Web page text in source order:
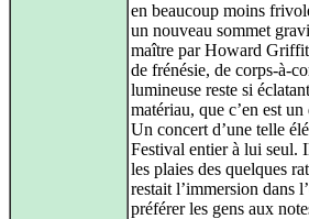
en beaucoup moins
un nouveau sommet
maître par Howard
de frénésie, de corps-à-
lumineuse reste si
matériau, que c’en est
Un concert d’une telle
Festival entier à lui seul.
les plaies des quelques
restait l’immersion dans
préférer les gens aux